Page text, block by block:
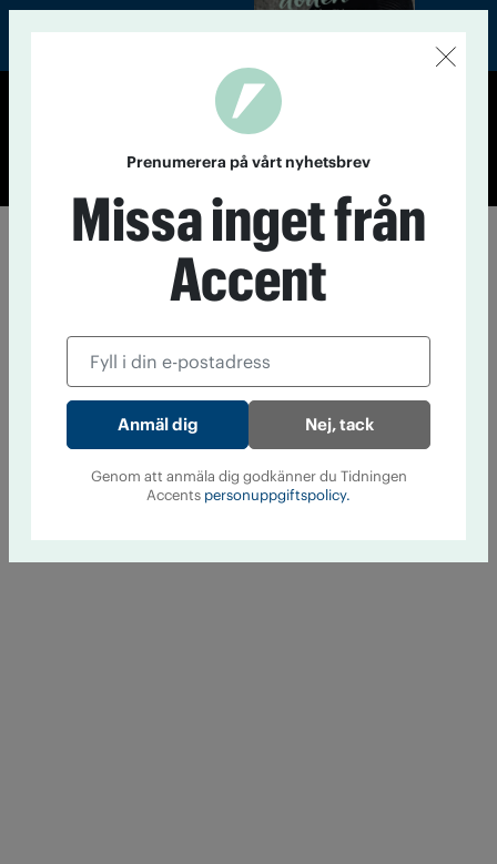
© Tidningen Accent 2026
Cookiepolicy
Personuppgiftspolicy
Prenumerera på vårt nyhetsbrev
Missa inget från
Accent
Nej, tack
Genom att anmäla dig godkänner du Tidningen
Accents personuppgiftspolicy.